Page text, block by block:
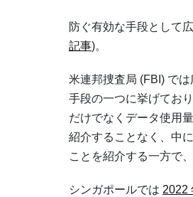
防ぐ有効な手段として
記事)。
米連邦捜査局 (FBI) で
手段の一つに挙げており
だけでなくデータ使用
紹介することなく、中
ことを紹介する一方で
シンガポールでは 2022